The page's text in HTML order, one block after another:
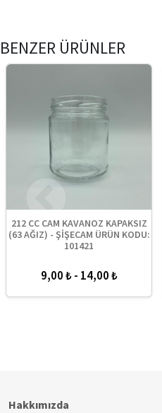
BENZER ÜRÜNLER
212 CC CAM KAVANOZ KAPAKSIZ
(63 AĞIZ) - ŞİŞECAM ÜRÜN KODU:
101421
9,00 ₺ - 14,00 ₺
Hakkımızda